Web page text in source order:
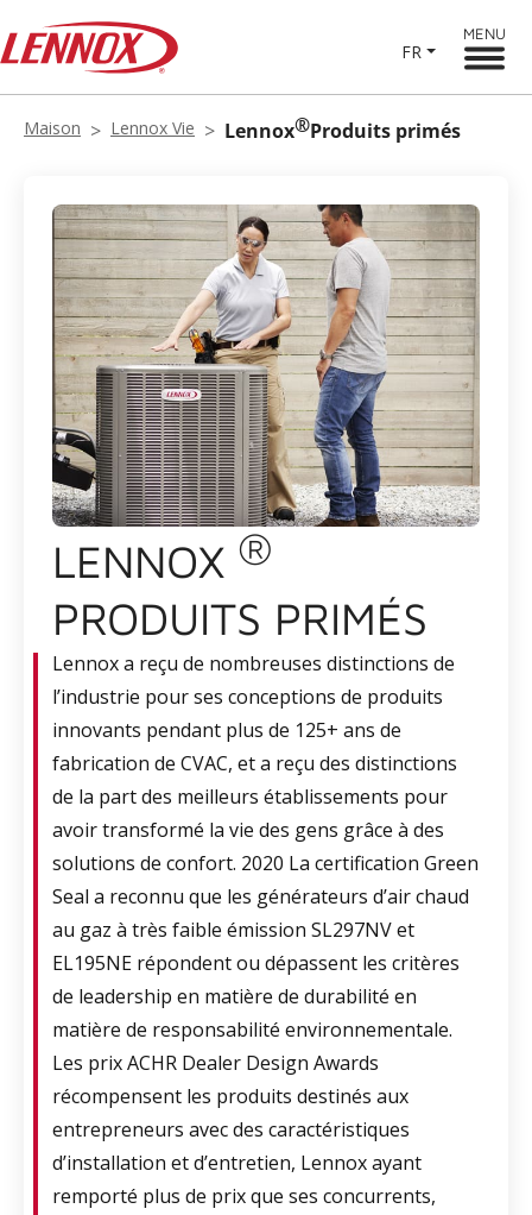
FR
MENU
Maison Lennox Vie Lennox®Produits primés
LENNOX ®
PRODUITS PRIMÉS
Lennox a reçu de nombreuses distinctions de
l’industrie pour ses conceptions de produits
innovants pendant plus de 125+ ans de
fabrication de CVAC, et a reçu des distinctions
de la part des meilleurs établissements pour
avoir transformé la vie des gens grâce à des
solutions de confort. 2020 La certification Green
Seal a reconnu que les générateurs d’air chaud
au gaz à très faible émission SL297NV et
EL195NE répondent ou dépassent les critères
de leadership en matière de durabilité en
matière de responsabilité environnementale.
Les prix ACHR Dealer Design Awards
récompensent les produits destinés aux
entrepreneurs avec des caractéristiques
d’installation et d’entretien, Lennox ayant
remporté plus de prix que ses concurrents,